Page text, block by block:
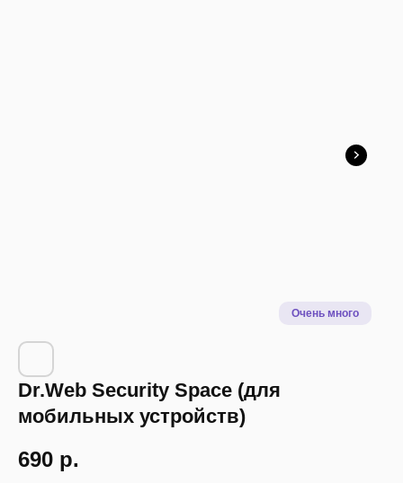
Dr.Web Security Space (для
мобильных устройств)
690 р.